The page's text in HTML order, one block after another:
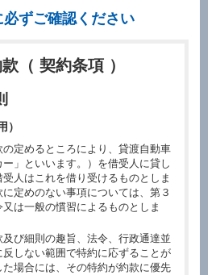
ずご確認ください
（ 契約条項 ）
）
の定めるところにより、貸渡自動車
ー」といいます。）を借受人に貸し
人はこれを借り受けるものとしま
定めのない事項については、第３
又は一般の慣習によるものとしま
び細則の趣旨、法令、行政通達並
しない範囲で特約に応ずることが
場合には、その特約が約款に優先